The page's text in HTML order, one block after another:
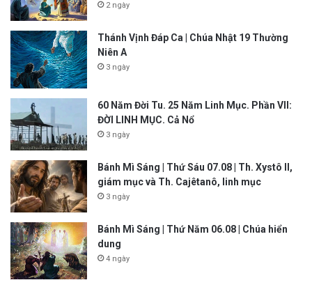
2 ngày
Thánh Vịnh Đáp Ca | Chúa Nhật 19 Thường
Niên A
3 ngày
60 Năm Đời Tu. 25 Năm Linh Mục. Phần VII:
ĐỜI LINH MỤC. Cả Nổ
3 ngày
Bánh Mì Sáng | Thứ Sáu 07.08 | Th. Xystô II,
giám mục và Th. Cajêtanô, linh mục
3 ngày
Bánh Mì Sáng | Thứ Năm 06.08 | Chúa hiển
dung
4 ngày